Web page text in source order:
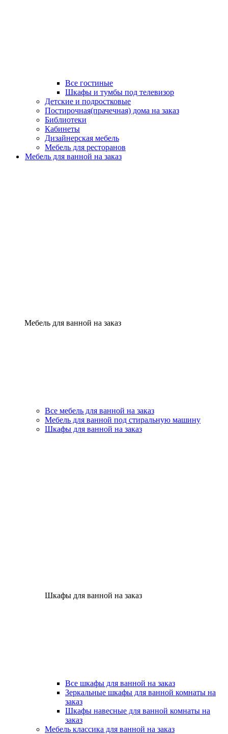
Все гостиные
Шкафы и тумбы под телевизор
Детские и подростковые
Постирочная(прачечная) дома на заказ
Библиотеки
Кабинеты
Дизайнерская мебель
Мебель для ресторанов
Мебель для ванной на заказ
Мебель для ванной на заказ
Все мебель для ванной на заказ
Мебель для ванной под стиральную машину
Шкафы для ванной на заказ
Шкафы для ванной на заказ
Все шкафы для ванной на заказ
Зеркальные шкафы для ванной комнаты на
заказ
Шкафы навесные для ванной комнаты на
заказ
Мебель классика для ванной на заказ